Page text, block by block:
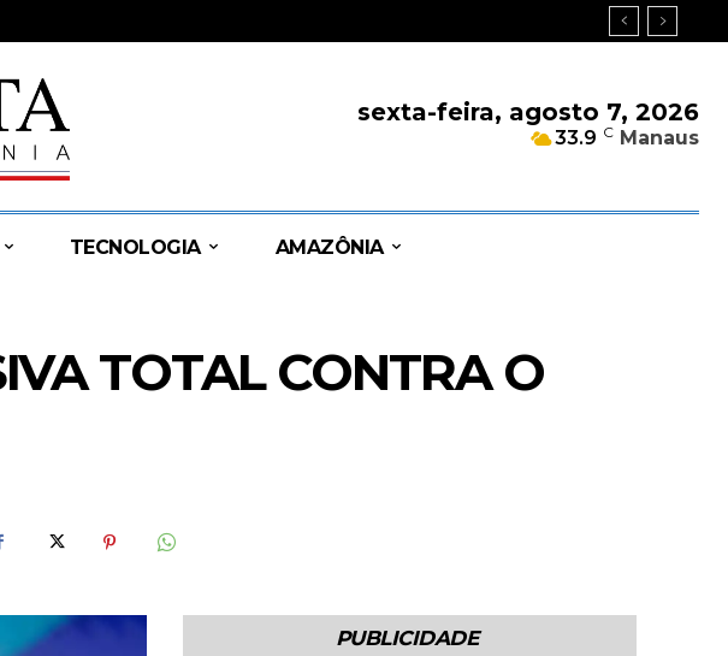
sexta-feira, agosto 7, 2026
33.9 C Manaus
TECNOLOGIA AMAZÔNIA
TOTAL CONTRA O
PUBLICIDADE